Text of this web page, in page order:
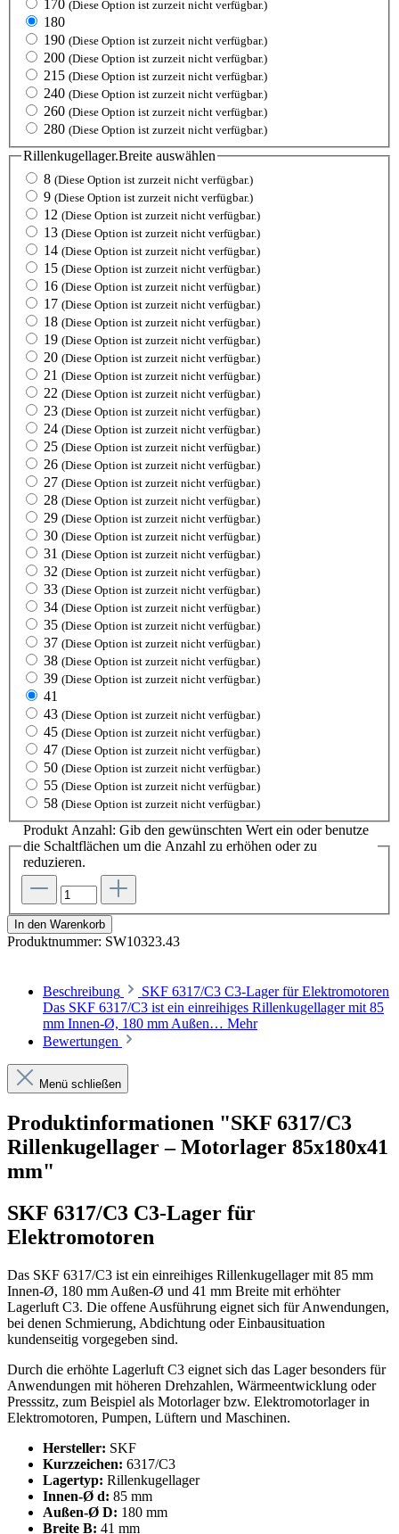
170 (Diese Option ist zurzeit nicht verfügbar.)
180
190 (Diese Option ist zurzeit nicht verfügbar.)
200 (Diese Option ist zurzeit nicht verfügbar.)
215 (Diese Option ist zurzeit nicht verfügbar.)
240 (Diese Option ist zurzeit nicht verfügbar.)
260 (Diese Option ist zurzeit nicht verfügbar.)
280 (Diese Option ist zurzeit nicht verfügbar.)
Rillenkugellager.Breite auswählen
8 (Diese Option ist zurzeit nicht verfügbar.)
9 (Diese Option ist zurzeit nicht verfügbar.)
12 (Diese Option ist zurzeit nicht verfügbar.)
13 (Diese Option ist zurzeit nicht verfügbar.)
14 (Diese Option ist zurzeit nicht verfügbar.)
15 (Diese Option ist zurzeit nicht verfügbar.)
16 (Diese Option ist zurzeit nicht verfügbar.)
17 (Diese Option ist zurzeit nicht verfügbar.)
18 (Diese Option ist zurzeit nicht verfügbar.)
19 (Diese Option ist zurzeit nicht verfügbar.)
20 (Diese Option ist zurzeit nicht verfügbar.)
21 (Diese Option ist zurzeit nicht verfügbar.)
22 (Diese Option ist zurzeit nicht verfügbar.)
23 (Diese Option ist zurzeit nicht verfügbar.)
24 (Diese Option ist zurzeit nicht verfügbar.)
25 (Diese Option ist zurzeit nicht verfügbar.)
26 (Diese Option ist zurzeit nicht verfügbar.)
27 (Diese Option ist zurzeit nicht verfügbar.)
28 (Diese Option ist zurzeit nicht verfügbar.)
29 (Diese Option ist zurzeit nicht verfügbar.)
30 (Diese Option ist zurzeit nicht verfügbar.)
31 (Diese Option ist zurzeit nicht verfügbar.)
32 (Diese Option ist zurzeit nicht verfügbar.)
33 (Diese Option ist zurzeit nicht verfügbar.)
34 (Diese Option ist zurzeit nicht verfügbar.)
35 (Diese Option ist zurzeit nicht verfügbar.)
37 (Diese Option ist zurzeit nicht verfügbar.)
38 (Diese Option ist zurzeit nicht verfügbar.)
39 (Diese Option ist zurzeit nicht verfügbar.)
41
43 (Diese Option ist zurzeit nicht verfügbar.)
45 (Diese Option ist zurzeit nicht verfügbar.)
47 (Diese Option ist zurzeit nicht verfügbar.)
50 (Diese Option ist zurzeit nicht verfügbar.)
55 (Diese Option ist zurzeit nicht verfügbar.)
58 (Diese Option ist zurzeit nicht verfügbar.)
Produkt Anzahl: Gib den gewünschten Wert ein oder benutze
die Schaltflächen um die Anzahl zu erhöhen oder zu
reduzieren.
In den Warenkorb
Produktnummer: SW10323.43
Beschreibung
SKF 6317/C3 C3-Lager für Elektromotoren
Das SKF 6317/C3 ist ein einreihiges Rillenkugellager mit 85
mm Innen-Ø, 180 mm Außen… Mehr
Bewertungen
Menü schließen
Produktinformationen "SKF 6317/C3
Rillenkugellager – Motorlager 85x180x41
mm"
SKF 6317/C3 C3-Lager für
Elektromotoren
Das SKF 6317/C3 ist ein einreihiges Rillenkugellager mit 85 mm
Innen-Ø, 180 mm Außen-Ø und 41 mm Breite mit erhöhter
Lagerluft C3. Die offene Ausführung eignet sich für Anwendungen,
bei denen Schmierung, Abdichtung oder Einbausituation
kundenseitig vorgegeben sind.
Durch die erhöhte Lagerluft C3 eignet sich das Lager besonders für
Anwendungen mit höheren Drehzahlen, Wärmeentwicklung oder
Presssitz, zum Beispiel als Motorlager bzw. Elektromotorlager in
Elektromotoren, Pumpen, Lüftern und Maschinen.
Hersteller: SKF
Kurzzeichen: 6317/C3
Lagertyp: Rillenkugellager
Innen-Ø d: 85 mm
Außen-Ø D: 180 mm
Breite B: 41 mm